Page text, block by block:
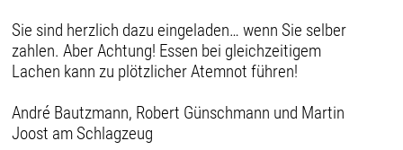
Sie sind herzlich dazu eingeladen… wenn Sie selber
zahlen. Aber Achtung! Essen bei gleichzeitigem
Lachen kann zu plötzlicher Atemnot führen!
André Bautzmann, Robert Günschmann und Martin
Joost am Schlagzeug